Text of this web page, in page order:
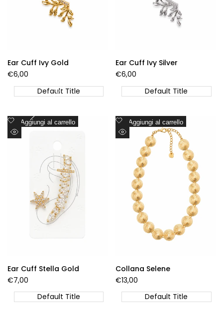
Ear Cuff Ivy Gold
Prezzo
vendita
€6,00
Default Title
Ear Cuff Ivy Silver
Prezzo
vendita
€6,00
Default Title
Aggiungi al carrello
Aggiungi
alla
desideri
Visualizzazione
Ear Cuff Stella Gold
Prezzo
vendita
€7,00
Default Title
Aggiungi al carrello
Aggiungi
alla
desideri
Visualizzazione
Rapida
Collana Selene
Prezzo
vendita
€13,00
Default Title